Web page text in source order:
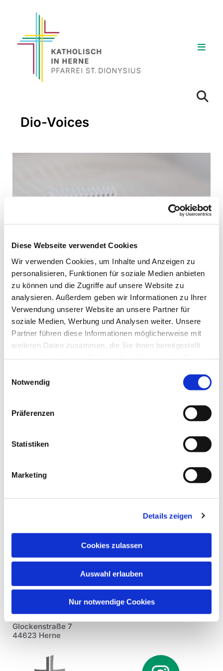
Diese Webseite verwendet Cookies
Wir verwenden Cookies, um Inhalte und Anzeigen zu
personalisieren, Funktionen für soziale Medien anbieten
zu können und die Zugriffe auf unsere Website zu
analysieren. Außerdem geben wir Informationen zu Ihrer
Verwendung unserer Website an unsere Partner für
soziale Medien, Werbung und Analysen weiter. Unsere
Partner führen diese Informationen möglicherweise mit
weiteren Daten zusammen, die Sie ihnen bereitgestellt
Notwendig
Präferenzen
Statistiken
Marketing
Details zeigen
Cookies zulassen
Auswahl erlauben
Nur notwendige Cookies
Dio-Voices
Dienstag, 13. Juli 2027, 19:30 Uhr
Pfarrzentrum, Bahnhofstraße 38,
Pfarrei St. Dionysius Herne
Glockenstraße 7
44623 Herne